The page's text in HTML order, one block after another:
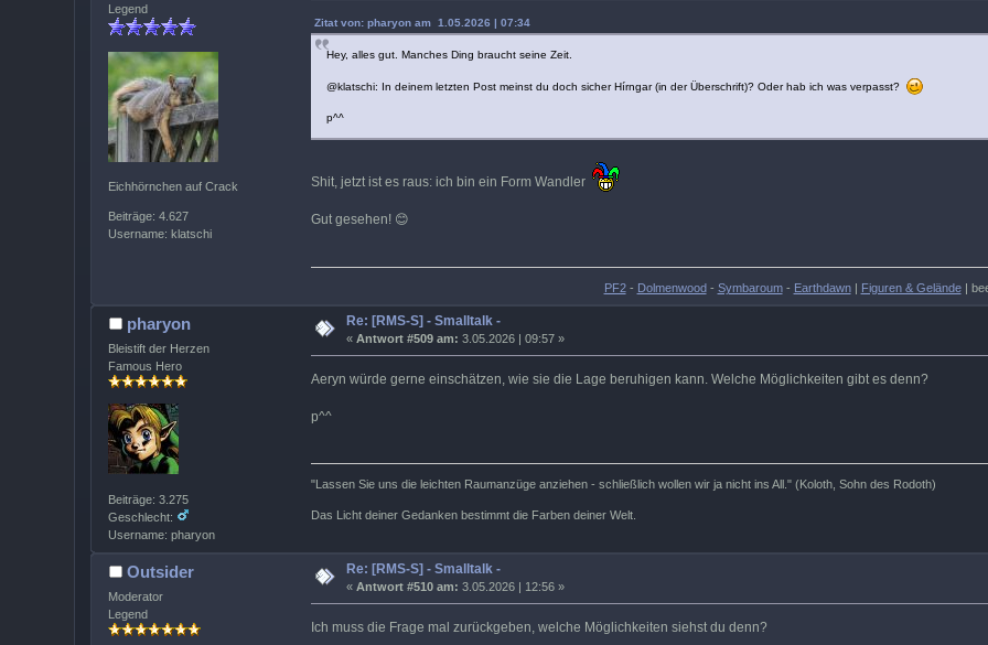
Legend
Eichhörnchen auf Crack
Beiträge: 4.627
Username: klatschi
Zitat von: pharyon am 1.05.2026 | 07:34
Hey, alles gut. Manches Ding braucht seine Zeit.
@klatschi: In deinem letzten Post meinst du doch sicher Hírngar (in der Überschrift)? Oder hab ich was verpasst?
p^^
Shit, jetzt ist es raus: ich bin ein Form Wandler
Gut gesehen! 😊
PF2- Dolmenwood- Symbaroum- Earthdawn| Figuren & Gelände|
pharyon
Bleistift der Herzen
Famous Hero
Beiträge: 3.275
Geschlecht:
Username: pharyon
Re: [RMS-S] - Smalltalk -
«Antwort #509 am: 3.05.2026 | 09:57 »
Aeryn würde gerne einschätzen, wie sie die Lage beruhigen kann. Welche Möglichkeiten gibt es denn?
p^^
"Lassen Sie uns die leichten Raumanzüge anziehen - schließlich wollen wir ja nicht ins All." (Koloth, Sohn des Rodoth)
Das Licht deiner Gedanken bestimmt die Farben deiner Welt.
Outsider
Moderator
Legend
Re: [RMS-S] - Smalltalk -
«Antwort #510 am: 3.05.2026 | 12:56 »
Ich muss die Frage mal zurückgeben, welche Möglichkeiten siehst du denn?